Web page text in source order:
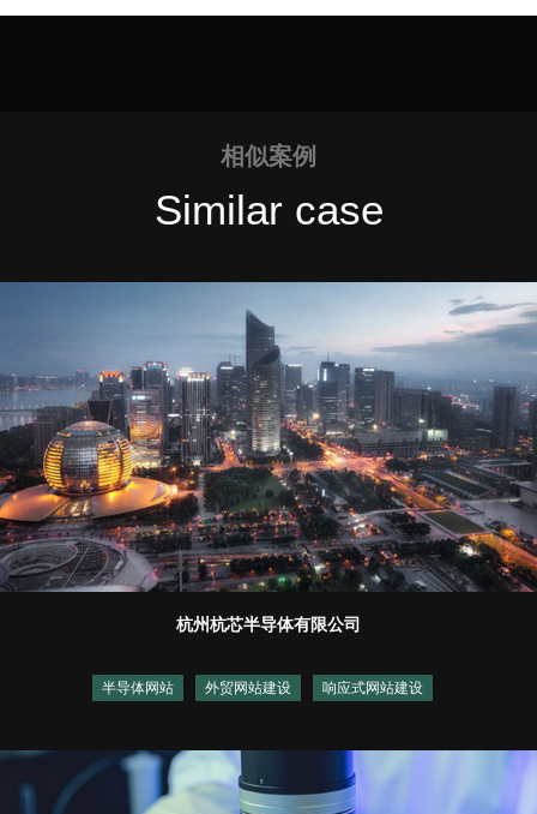
相似案例
Similar case
杭州杭芯半导体有限公司
半导体网站 外贸网站建设 响应式网站建设